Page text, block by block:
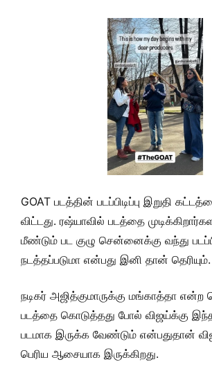
GOAT படத்தின் படப்பிடிப்பு இறுதி
விட்டது. ரஷ்யாவில் படத்தை
மீண்டும் பட குழு சென்னைக்கு வந்து
நடத்தப்படுமா என்பது இனி தான் தெரியும்.
நடிகர் அஜித்குமாருக்கு மங்காத்தா என்ற
படத்தை கொடுத்தது போல் விஜய்க்கு
படமாக இருக்க வேண்டும் என்பதுதான்
பெரிய ஆசையாக இருக்கிறது.